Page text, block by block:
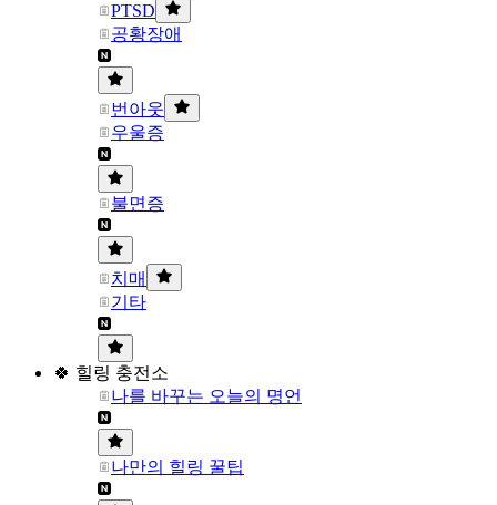
PTSD
공황장애
번아웃
우울증
불면증
치매
기타
🍀 힐링 충전소
나를 바꾸는 오늘의 명언
나만의 힐링 꿀팁